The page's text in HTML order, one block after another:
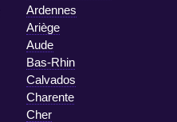
Ardennes
Ariège
Aude
Bas-Rhin
Calvados
Charente
Cher